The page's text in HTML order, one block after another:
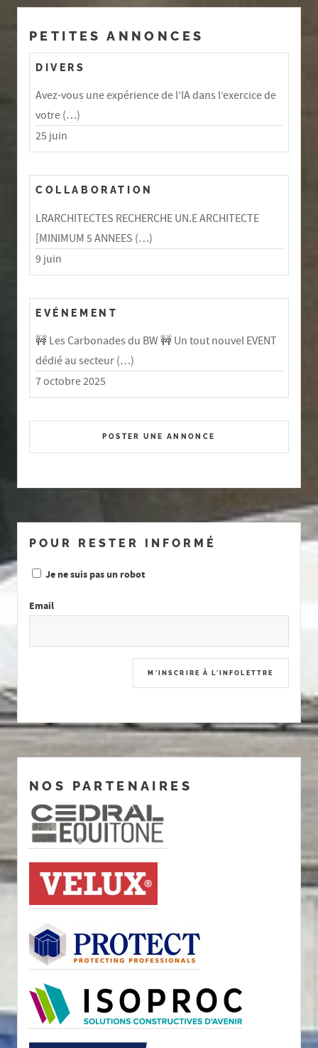
PETITES ANNONCES
DIVERS
Avez-vous une expérience de l’IA dans l’exercice de
votre (…)
25 juin
COLLABORATION
LRARCHITECTES RECHERCHE UN.E ARCHITECTE
[MINIMUM 5 ANNEES (…)
9 juin
EVÉNEMENT
🚧 Les Carbonades du BW 🚧 Un tout nouvel EVENT
dédié au secteur (…)
7 octobre 2025
POSTER UNE ANNONCE
POUR RESTER INFORMÉ
Je ne suis pas un robot
Email
NOS PARTENAIRES